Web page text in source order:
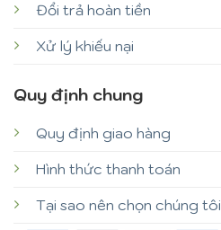
Đổi trả hoàn tiền
Xử lý khiếu nại
Quy định chung
Quy định giao hàng
Hình thức thanh toán
Tại sao nên chọn chúng tôi